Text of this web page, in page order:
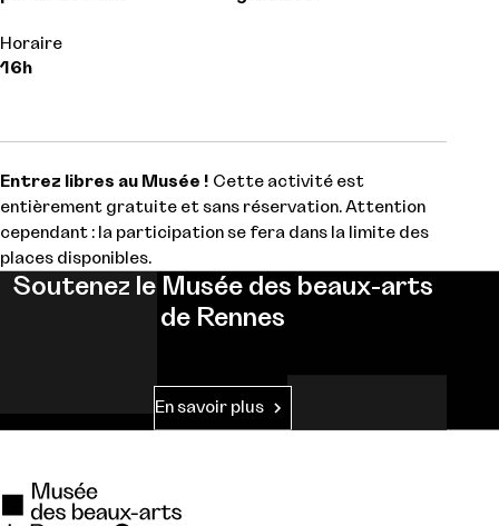
Horaire
16h
Entrez libres au Musée ! Cette activité est
entièrement gratuite et sans réservation. Attention
cependant : la participation se fera dans la limite des
places disponibles.
Soutenez le Musée des beaux-arts
de Rennes
En savoir plus